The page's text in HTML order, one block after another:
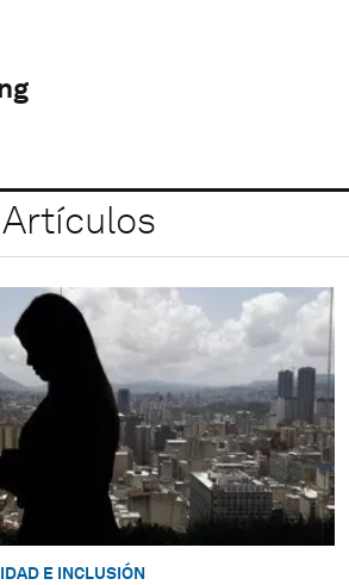
E INCLUSIÓN